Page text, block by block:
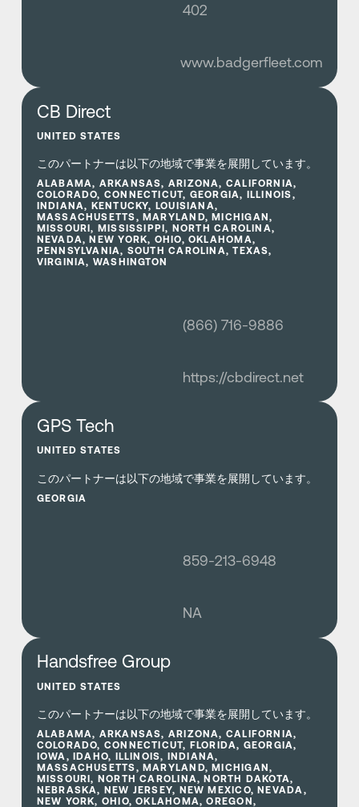
402
www.badgerfleet.com
CB Direct
UNITED STATES
このパートナーは以下の地域で事業を展開しています。
ALABAMA, ARKANSAS, ARIZONA, CALIFORNIA,
COLORADO, CONNECTICUT, GEORGIA, ILLINOIS,
INDIANA, KENTUCKY, LOUISIANA,
MASSACHUSETTS, MARYLAND, MICHIGAN,
MISSOURI, MISSISSIPPI, NORTH CAROLINA,
NEVADA, NEW YORK, OHIO, OKLAHOMA,
PENNSYLVANIA, SOUTH CAROLINA, TEXAS,
VIRGINIA, WASHINGTON
(866) 716-9886
https://cbdirect.net
さらに詳しく
GPS Tech
UNITED STATES
このパートナーは以下の地域で事業を展開しています。
GEORGIA
859-213-6948
NA
さらに詳しく
Handsfree Group
UNITED STATES
このパートナーは以下の地域で事業を展開しています。
ALABAMA, ARKANSAS, ARIZONA, CALIFORNIA,
COLORADO, CONNECTICUT, FLORIDA, GEORGIA,
IOWA, IDAHO, ILLINOIS, INDIANA,
MASSACHUSETTS, MARYLAND, MICHIGAN,
MISSOURI, NORTH CAROLINA, NORTH DAKOTA,
NEBRASKA, NEW JERSEY, NEW MEXICO, NEVADA,
NEW YORK, OHIO, OKLAHOMA, OREGON,
さらに詳しく